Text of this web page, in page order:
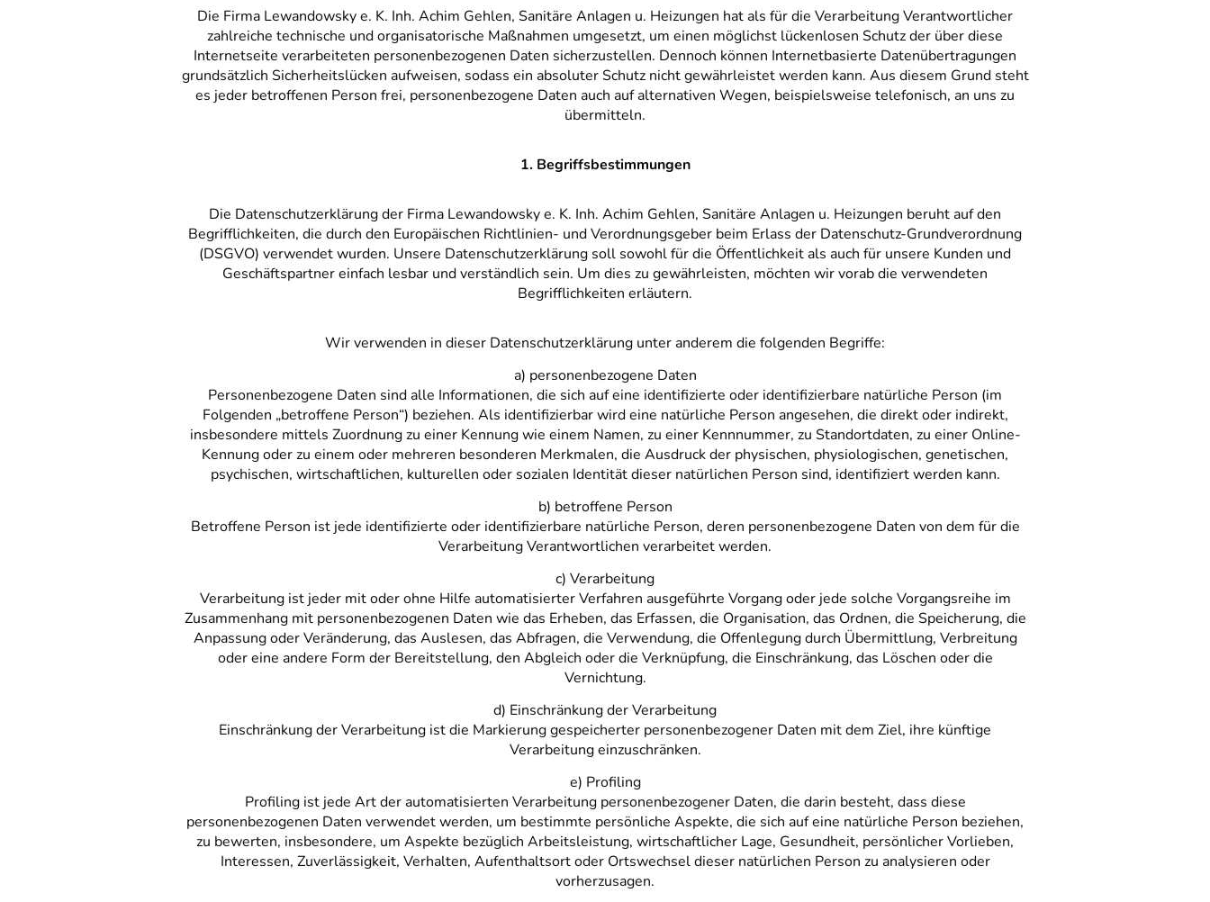
Die Firma Lewandowsky e. K. Inh. Achim Gehlen, Sanitäre Anlagen u. Heizungen hat als für die Verarbeitung Verantwortlicher
zahlreiche technische und organisatorische Maßnahmen umgesetzt, um einen möglichst lückenlosen Schutz der über diese
Internetseite verarbeiteten personenbezogenen Daten sicherzustellen. Dennoch können Internetbasierte Datenübertragungen
grundsätzlich Sicherheitslücken aufweisen, sodass ein absoluter Schutz nicht gewährleistet werden kann. Aus diesem Grund steht
es jeder betroffenen Person frei, personenbezogene Daten auch auf alternativen Wegen, beispielsweise telefonisch, an uns zu
übermitteln.
1. Begriffsbestimmungen
Die Datenschutzerklärung der Firma Lewandowsky e. K. Inh. Achim Gehlen, Sanitäre Anlagen u. Heizungen beruht auf den
Begrifflichkeiten, die durch den Europäischen Richtlinien- und Verordnungsgeber beim Erlass der Datenschutz-Grundverordnung
(DSGVO) verwendet wurden. Unsere Datenschutzerklärung soll sowohl für die Öffentlichkeit als auch für unsere Kunden und
Geschäftspartner einfach lesbar und verständlich sein. Um dies zu gewährleisten, möchten wir vorab die verwendeten
Begrifflichkeiten erläutern.
Wir verwenden in dieser Datenschutzerklärung unter anderem die folgenden Begriffe:
a) personenbezogene Daten
Personenbezogene Daten sind alle Informationen, die sich auf eine identifizierte oder identifizierbare natürliche Person (im
Folgenden „betroffene Person“) beziehen. Als identifizierbar wird eine natürliche Person angesehen, die direkt oder indirekt,
insbesondere mittels Zuordnung zu einer Kennung wie einem Namen, zu einer Kennnummer, zu Standortdaten, zu einer Online-
Kennung oder zu einem oder mehreren besonderen Merkmalen, die Ausdruck der physischen, physiologischen, genetischen,
psychischen, wirtschaftlichen, kulturellen oder sozialen Identität dieser natürlichen Person sind, identifiziert werden kann.
b) betroffene Person
Betroffene Person ist jede identifizierte oder identifizierbare natürliche Person, deren personenbezogene Daten von dem für die
Verarbeitung Verantwortlichen verarbeitet werden.
c) Verarbeitung
Verarbeitung ist jeder mit oder ohne Hilfe automatisierter Verfahren ausgeführte Vorgang oder jede solche Vorgangsreihe im
Zusammenhang mit personenbezogenen Daten wie das Erheben, das Erfassen, die Organisation, das Ordnen, die Speicherung, die
Anpassung oder Veränderung, das Auslesen, das Abfragen, die Verwendung, die Offenlegung durch Übermittlung, Verbreitung
oder eine andere Form der Bereitstellung, den Abgleich oder die Verknüpfung, die Einschränkung, das Löschen oder die
Vernichtung.
d) Einschränkung der Verarbeitung
Einschränkung der Verarbeitung ist die Markierung gespeicherter personenbezogener Daten mit dem Ziel, ihre künftige
Verarbeitung einzuschränken.
e) Profiling
Profiling ist jede Art der automatisierten Verarbeitung personenbezogener Daten, die darin besteht, dass diese
personenbezogenen Daten verwendet werden, um bestimmte persönliche Aspekte, die sich auf eine natürliche Person beziehen,
zu bewerten, insbesondere, um Aspekte bezüglich Arbeitsleistung, wirtschaftlicher Lage, Gesundheit, persönlicher Vorlieben,
Interessen, Zuverlässigkeit, Verhalten, Aufenthaltsort oder Ortswechsel dieser natürlichen Person zu analysieren oder
vorherzusagen.